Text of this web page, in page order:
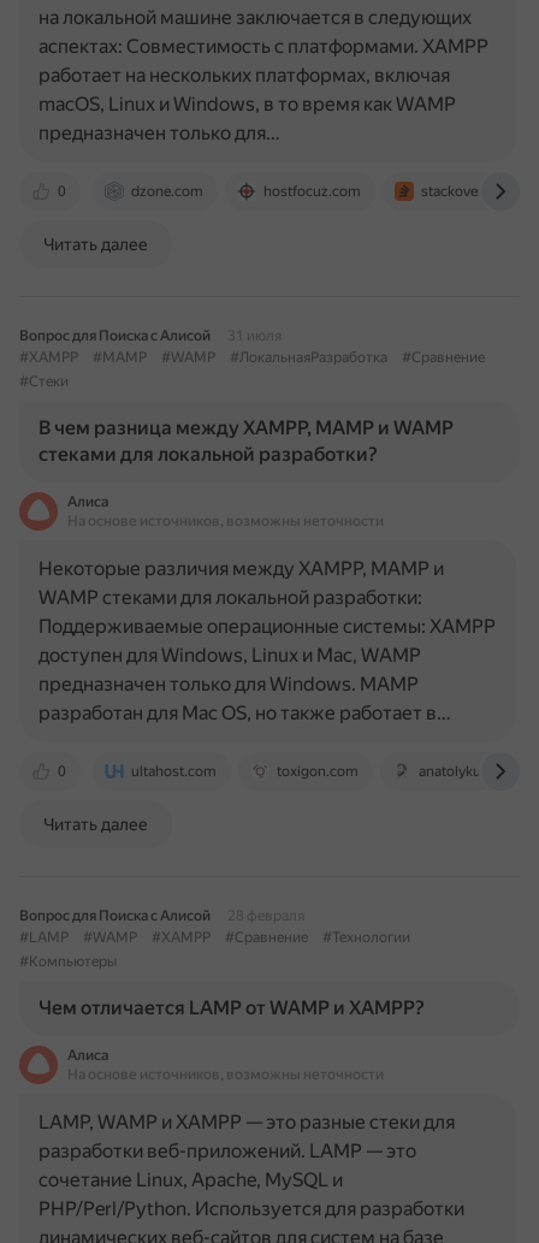
0 dzone.com hostfocuz.com
на локальной машине заключается в следующих
аспектах: Совместимость с платформами. XAMPP
работает на нескольких платформах, включая
macOS, Linux и Windows, в то время как WAMP
предназначен только для…
Читать далее
Вопрос для Поиска с Алисой
31 июля
#XAMPP
#MAMP #WAMP #ЛокальнаяРазработка
#Сравнение
#Стеки
В чем разница между XAMPP, MAMP и WAMP
стеками для локальной разработки?
Алиса
На основе источников, возможны неточности
0 ultahost.com toxigon.com anatolykulikov.ru
Некоторые различия между XAMPP, MAMP и
WAMP стеками для локальной разработки:
Поддерживаемые операционные системы: XAMPP
доступен для Windows, Linux и Mac, WAMP
предназначен только для Windows. MAMP
разработан для Mac OS, но также работает в…
Читать далее
Вопрос для Поиска с Алисой
28 февраля
#LAMP
#WAMP #XAMPP #Сравнение
#Технологии
#Компьютеры
Чем отличается LAMP от WAMP и XAMPP?
Алиса
На основе источников, возможны неточности
LAMP, WAMP и XAMPP — это разные стеки для
разработки веб-приложений. LAMP — это
сочетание Linux, Apache, MySQL и
PHP/Perl/Python. Используется для разработки
динамических веб-сайтов для систем на базе